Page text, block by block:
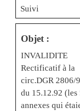
Suivi
Objet :
INVALIDITE
Rectificatif à la
circ.DGR 2806/
du 15.12.92 (les
annexes qui